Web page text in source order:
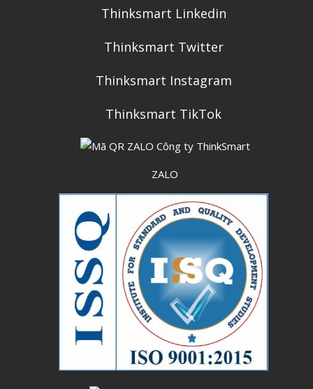
Thinksmart Linkedin
Thinksmart Twitter
Thinksmart Instagram
Thinksmart TikTok
ZALO